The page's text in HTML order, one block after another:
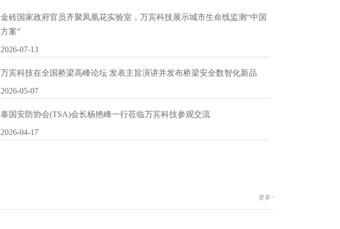
金砖国家政府官员齐聚凤凰花实验室，万宾科技展示城市生命线监测“中国
方案”
2026-07-13
万宾科技在全国桥梁高峰论坛 发表主旨演讲并发布桥梁安全数智化新品
2026-05-07
泰国安防协会(TSA)会长杨艳峰一行莅临万宾科技参观交流
2026-04-17
更多>